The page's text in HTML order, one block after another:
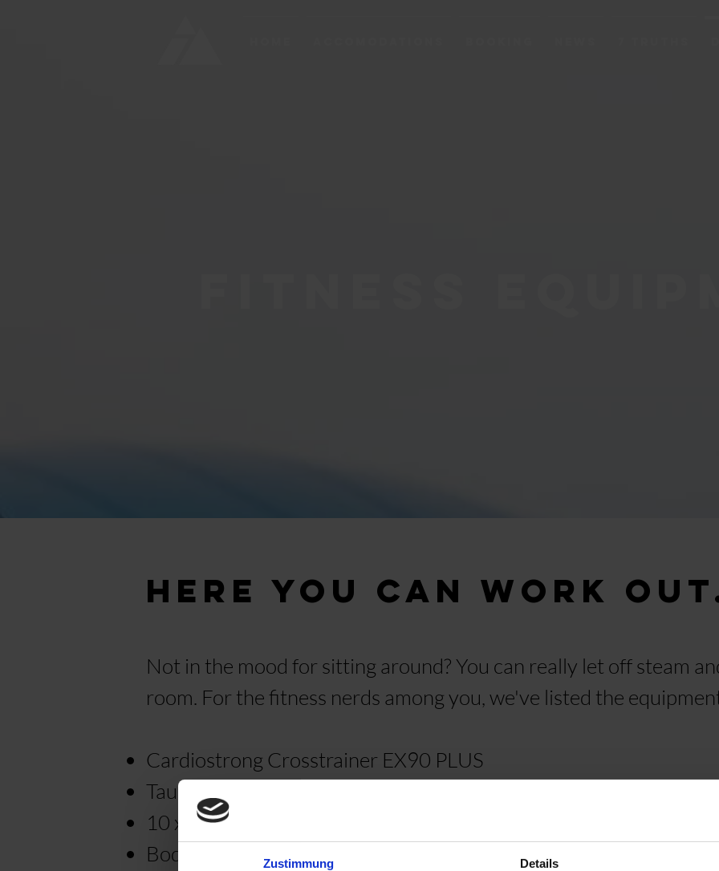
Zustimmung Details
Here you can work
Not in the mood for sitting around? You can really let off steam
room. For the fitness nerds among you, we've listed the
Cardiostrong Crosstrainer EX90 PLUS
Taurus dumbbell set SelectaBell, 2 dumbbells incl. stand
10 x Taurus training dumbbells from 0.5 kg to 8 kg
BodyCraft Squat Rack 3D Smith The Jones Commercial